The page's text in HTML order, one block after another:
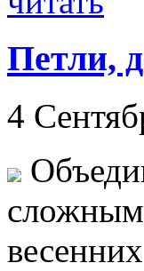
Петли,
4